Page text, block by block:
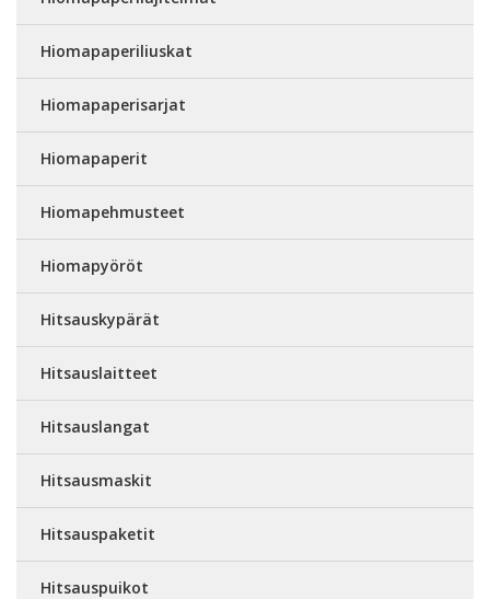
Hiomapaperiliuskat
Hiomapaperisarjat
Hiomapaperit
Hiomapehmusteet
Hiomapyöröt
Hitsauskypärät
Hitsauslaitteet
Hitsauslangat
Hitsausmaskit
Hitsauspaketit
Hitsauspuikot